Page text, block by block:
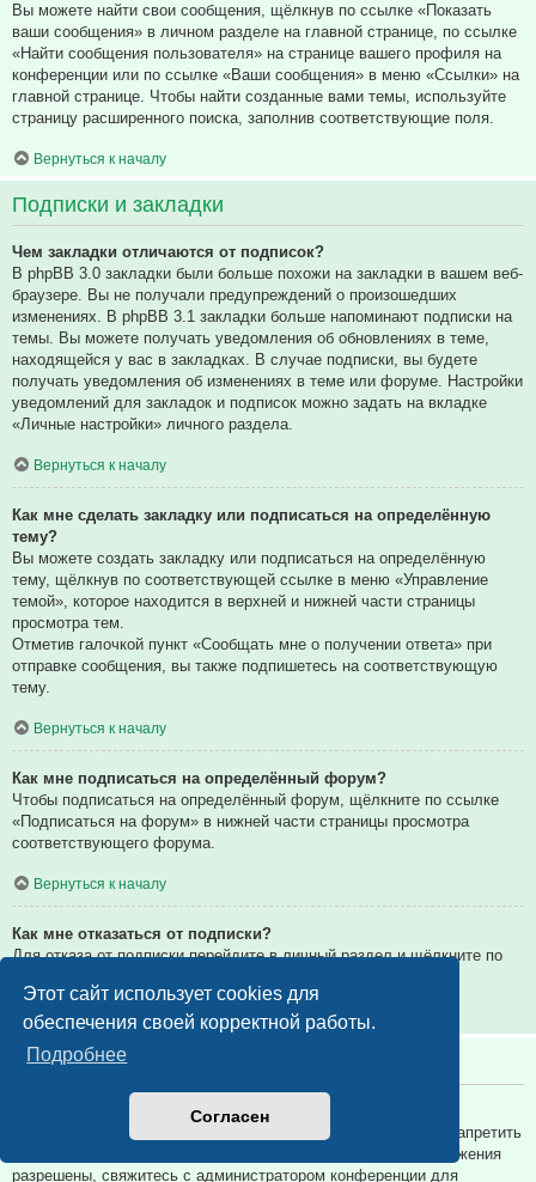
Этот сайт использует cookies для
обеспечения своей корректной работы.
Подробнее
Согласен
Вы можете найти свои сообщения, щёлкнув по ссылке «Показать
ваши сообщения» в личном разделе на главной странице, по ссылке
«Найти сообщения пользователя» на странице вашего профиля на
конференции или по ссылке «Ваши сообщения» в меню «Ссылки» на
главной странице. Чтобы найти созданные вами темы, используйте
страницу расширенного поиска, заполнив соответствующие поля.
Вернуться к началу
Подписки и закладки
Чем закладки отличаются от подписок?
В phpBB 3.0 закладки были больше похожи на закладки в вашем веб-
браузере. Вы не получали предупреждений о произошедших
изменениях. В phpBB 3.1 закладки больше напоминают подписки на
темы. Вы можете получать уведомления об обновлениях в теме,
находящейся у вас в закладках. В случае подписки, вы будете
получать уведомления об изменениях в теме или форуме. Настройки
уведомлений для закладок и подписок можно задать на вкладке
«Личные настройки» личного раздела.
Вернуться к началу
Как мне сделать закладку или подписаться на определённую
тему?
Вы можете создать закладку или подписаться на определённую
тему, щёлкнув по соответствующей ссылке в меню «Управление
темой», которое находится в верхней и нижней части страницы
просмотра тем.
Отметив галочкой пункт «Сообщать мне о получении ответа» при
отправке сообщения, вы также подпишетесь на соответствующую
тему.
Вернуться к началу
Как мне подписаться на определённый форум?
Чтобы подписаться на определённый форум, щёлкните по ссылке
«Подписаться на форум» в нижней части страницы просмотра
соответствующего форума.
Вернуться к началу
Как мне отказаться от подписки?
Для отказа от подписки перейдите в личный раздел и щёлкните по
Вернуться к началу
Вложения
Какие вложения разрешены на этой конференции?
Администратор каждой конференции может разрешить или запретить
определённые типы вложений. Если вы не знаете, какие вложения
разрешены, свяжитесь с администратором конференции для